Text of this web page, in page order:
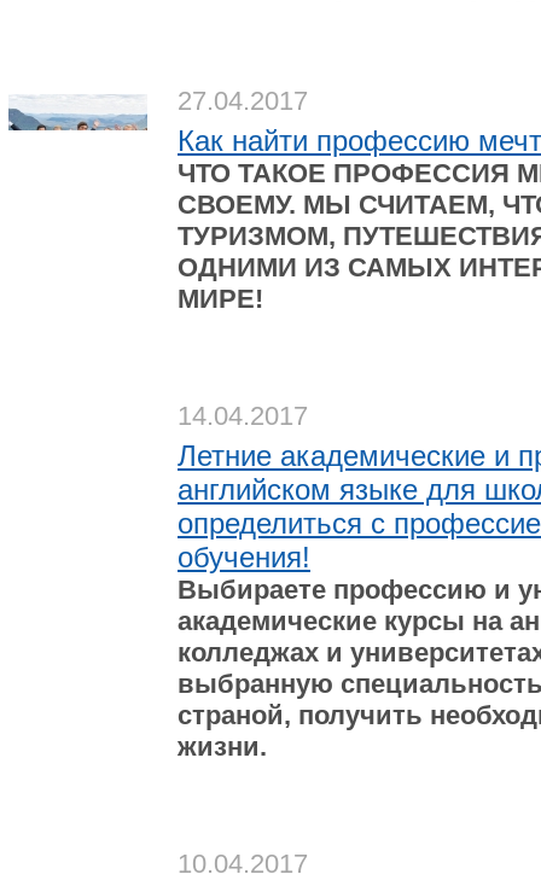
27.04.2017
Как найти профессию
ЧТО ТАКОЕ ПРОФЕССИЯ
СВОЕМУ. МЫ СЧИТАЕМ,
ТУРИЗМОМ,
ОДНИМИ ИЗ САМЫХ
МИРЕ!
14.04.2017
Летние академические и
английском языке для
определиться с
обучения!
Выбираете профессию и
академические курсы на
колледжах и
выбранную
страной, получить
жизни.
10.04.2017